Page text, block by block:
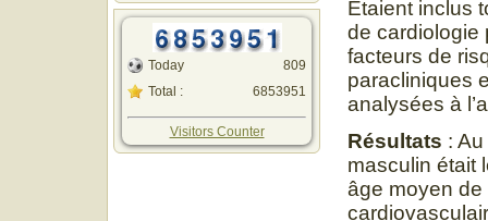
Today
Total :
809
6853951
Visitors Counter
Étaient inclus
de cardiologie
facteurs de
paracliniques
analysées à
Résultats :
masculin était
âge moyen de